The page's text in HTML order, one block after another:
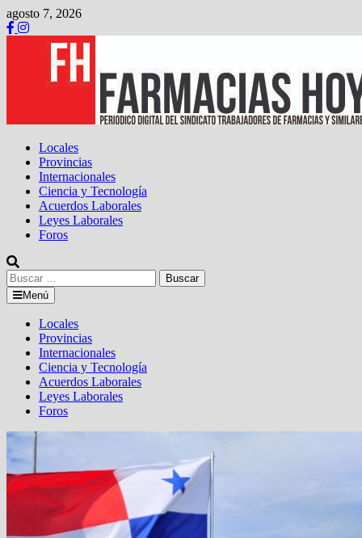
Saltar
al
contenido
agosto 7, 2026
Locales
Provincias
Internacionales
Ciencia y Tecnología
Acuerdos Laborales
Leyes Laborales
Foros
Buscar:
Menú
Locales
Provincias
Internacionales
Ciencia y Tecnología
Acuerdos Laborales
Leyes Laborales
Foros